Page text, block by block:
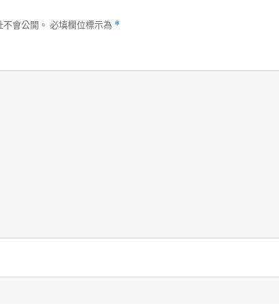
會公開。 必填欄位標示為 *